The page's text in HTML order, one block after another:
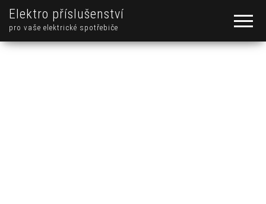
Elektro příslušenství
pro vaše elektrické spotřebiče